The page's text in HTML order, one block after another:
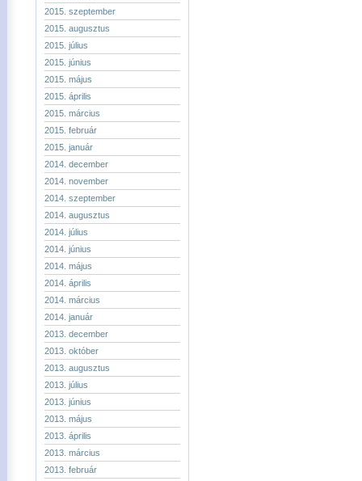
2015. szeptember
2015. augusztus
2015. július
2015. június
2015. május
2015. április
2015. március
2015. február
2015. január
2014. december
2014. november
2014. szeptember
2014. augusztus
2014. július
2014. június
2014. május
2014. április
2014. március
2014. január
2013. december
2013. október
2013. augusztus
2013. július
2013. június
2013. május
2013. április
2013. március
2013. február